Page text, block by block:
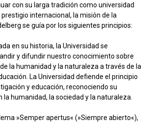
con su larga tradición como universidad
internacional, la misión de la
se guía por los siguientes principios:
en su historia, la Universidad se
y difundir nuestro conocimiento sobre
la humanidad y la naturaleza a través de la
La Universidad defiende el principio
y educación, reconociendo su
la humanidad, la sociedad y la naturaleza.
»Semper apertus« (»Siempre abierto«),